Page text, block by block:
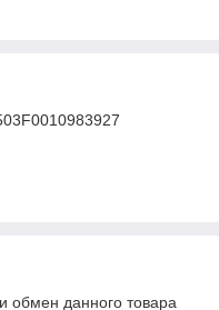
обмен данного товара